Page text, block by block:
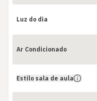
Luz do dia
Ar Condicionado
Estilo sala de aula